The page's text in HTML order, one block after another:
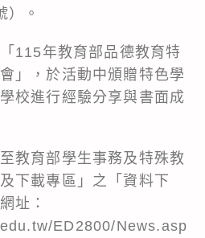
）。
115年教育部品德教育特
」，於活動中頒贈特色學
校進行經驗分享與書面成
教育部學生事務及特殊教
下載專區」之「資料下
址：
ED2800/News.asp